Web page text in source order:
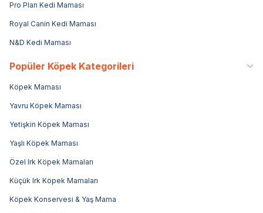
Pro Plan Kedi Maması
Royal Canin Kedi Maması
N&D Kedi Maması
Popüler Köpek Kategorileri
Köpek Maması
Yavru Köpek Maması
Yetişkin Köpek Maması
Yaşlı Köpek Maması
Özel Irk Köpek Mamaları
Küçük Irk Köpek Mamaları
Köpek Konservesi & Yaş Mama